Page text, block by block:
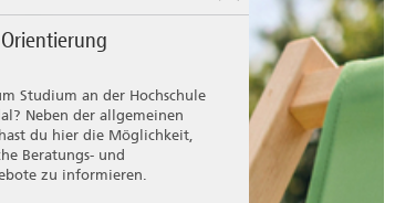
Studium an der Hochschule
Neben der allgemeinen
du hier die Möglichkeit,
Beratungs- und
zu informieren.